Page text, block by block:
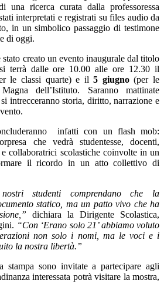
ricerca curata dalla professoressa
interpretati e registrati su files audio da
in un simbolico passaggio di testimone
di oggi.
stato creato un evento inaugurale dal titolo
terrà dalle ore 10.00 alle ore 12.30 il
le classi quarte) e il5 giugno(per le
dell’Istituto. Saranno mattinate
intrecceranno storia, diritto, narrazione e
infatti con un flash mob:
che vedrà studentesse, docenti,
collaboratrici scolastiche coinvolte in un
il ricordo in un atto collettivo di
studenti comprendano che la
statico, ma un patto vivo che ha
dichiara la Dirigente Scolastica,
“Con ‘Erano solo 21’ abbiamo voluto
non solo i nomi, ma le voci e i
la nostra libertà.”
stampa sono invitate a partecipare agli
interessata potrà visitare la mostra,